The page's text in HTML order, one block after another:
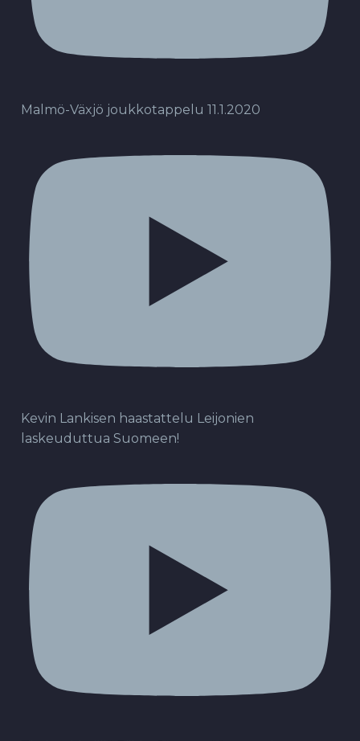
Malmö-Växjö joukkotappelu 11.1.2020
Kevin Lankisen haastattelu Leijonien
laskeuduttua Suomeen!